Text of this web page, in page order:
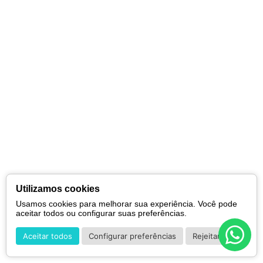
Utilizamos cookies
Usamos cookies para melhorar sua experiência. Você pode
aceitar todos ou configurar suas preferências.
Aceitar todos Configurar preferências Rejeitar